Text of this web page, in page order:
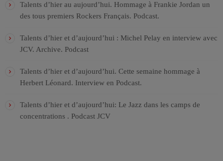
Talents d’hier au aujourd’hui. Hommage à Frankie Jordan un
des tous premiers Rockers Français. Podcast.
Talents d’hier et d’aujourd’hui : Michel Pelay en interview avec
JCV. Archive. Podcast
Talents d’hier et d’aujourd’hui. Cette semaine hommage à
Herbert Léonard. Interview en Podcast.
Talents d’hier et d’aujourd’hui: Le Jazz dans les camps de
concentrations . Podcast JCV